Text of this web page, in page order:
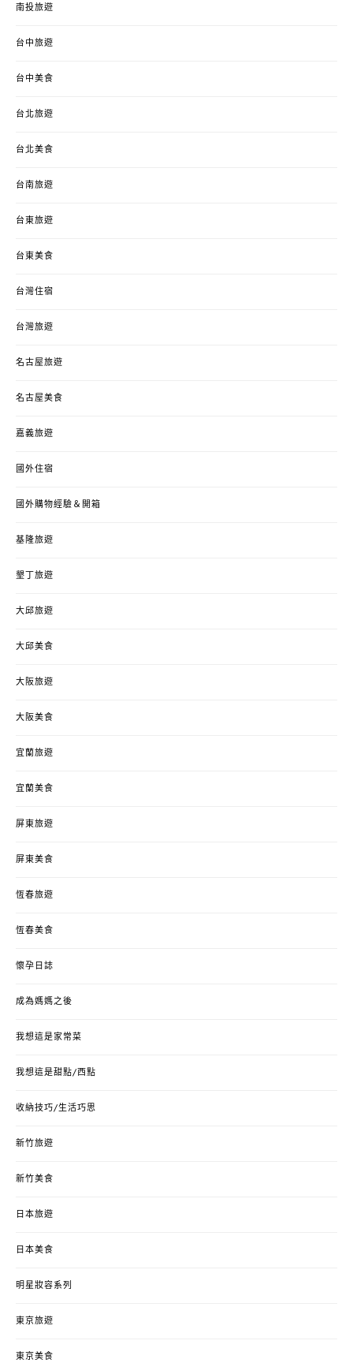
南投旅遊
台中旅遊
台中美食
台北旅遊
台北美食
台南旅遊
台東旅遊
台東美食
台灣住宿
台灣旅遊
名古屋旅遊
名古屋美食
嘉義旅遊
國外住宿
國外購物經驗＆開箱
基隆旅遊
墾丁旅遊
大邱旅遊
大邱美食
大阪旅遊
大阪美食
宜蘭旅遊
宜蘭美食
屏東旅遊
屏東美食
恆春旅遊
恆春美食
懷孕日誌
成為媽媽之後
我想這是家常菜
我想這是甜點/西點
收納技巧/生活巧思
新竹旅遊
新竹美食
日本旅遊
日本美食
明星妝容系列
東京旅遊
東京美食